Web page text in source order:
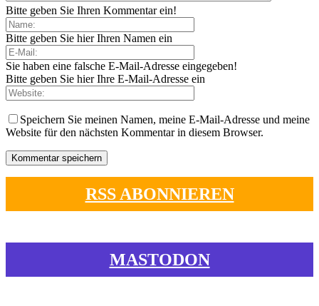
Bitte geben Sie Ihren Kommentar ein!
Bitte geben Sie hier Ihren Namen ein
Sie haben eine falsche E-Mail-Adresse eingegeben!
Bitte geben Sie hier Ihre E-Mail-Adresse ein
Speichern Sie meinen Namen, meine E-Mail-Adresse und meine
Website für den nächsten Kommentar in diesem Browser.
RSS ABONNIEREN
MASTODON